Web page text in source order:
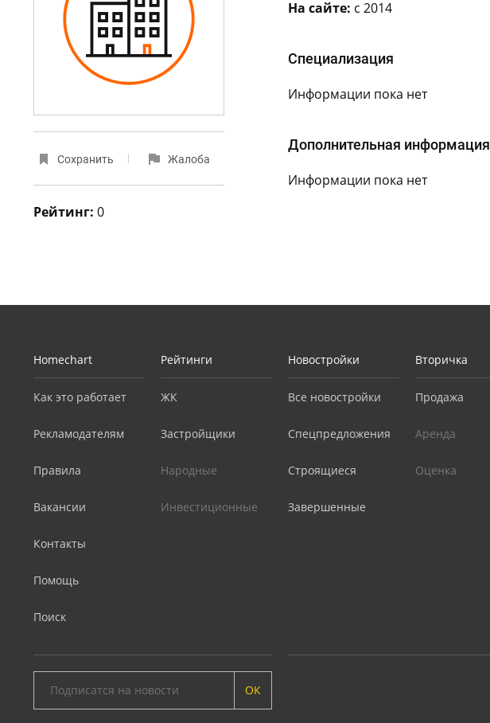
Сохранить Жалоба
Рейтинг: 0
На сайте: с 2014
Специализация
Информации пока нет
Дополнительная информация
Информации пока нет
Homechart
Как это работает
Рекламодателям
Правила
Вакансии
Контакты
Помощь
Поиск
Рейтинги
ЖК
Застройщики
Народные
Инвестиционные
Новостройки
Все новостройки
Спецпредложения
Строящиеся
Завершенные
Вторичка
Продажа
Аренда
Оценка
ОК